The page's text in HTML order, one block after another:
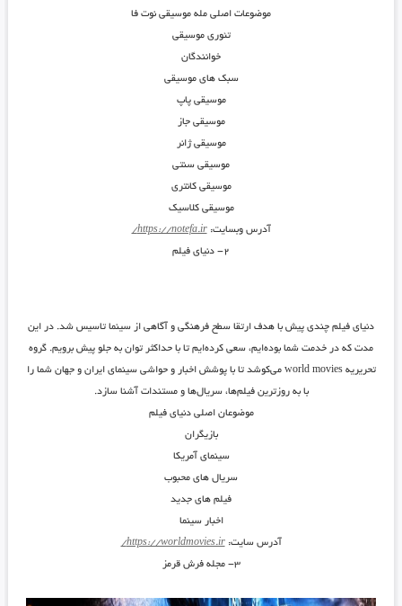
موضوعات اصلی مله موسیقی نوت فا
تئوری موسیقی
خوانندگان
سبک های موسیقی
موسیقی پاپ
موسیقی جاز
موسیقی ژانر
موسیقی سنتی
موسیقی کانتری
موسیقی کلاسیک
آدرس وبسایت:https://notefa.ir/
۲- دنیای فیلم
دنیای فیلم چندی پیش با هدف ارتقا سطح فرهنگی و آگاهی از سینما تاسیس شد. در این
مدت که در خدمت شما بوده‌ایم، سعی کرده‌ایم تا با حداکثر توان به جلو پیش برویم. گروه
تحریریه world movies می‌کوشد تا با پوشش اخبار و حواشی سینمای ایران و جهان شما را
با به روزترین فیلم‌ها، سریال‌ها و مستندات آشنا سازد.
موضوعان اصلی دنیای فیلم
بازیگران
سینمای آمریکا
سریال های محبوب
فیلم های جدید
اخبار سینما
آدرس سایت:https://worldmovies.ir/
۳- مجله فرش قرمز